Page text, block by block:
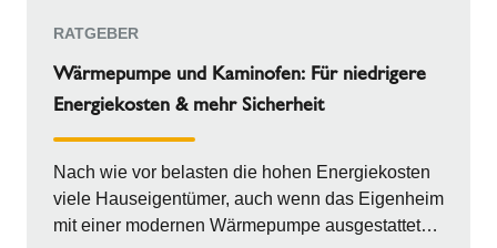
RATGEBER
Wärmepumpe und Kaminofen: Für niedrigere
Energiekosten & mehr Sicherheit
Nach wie vor belasten die hohen Energiekosten
viele Hauseigentümer, auch wenn das Eigenheim
mit einer modernen Wärmepumpe ausgestattet